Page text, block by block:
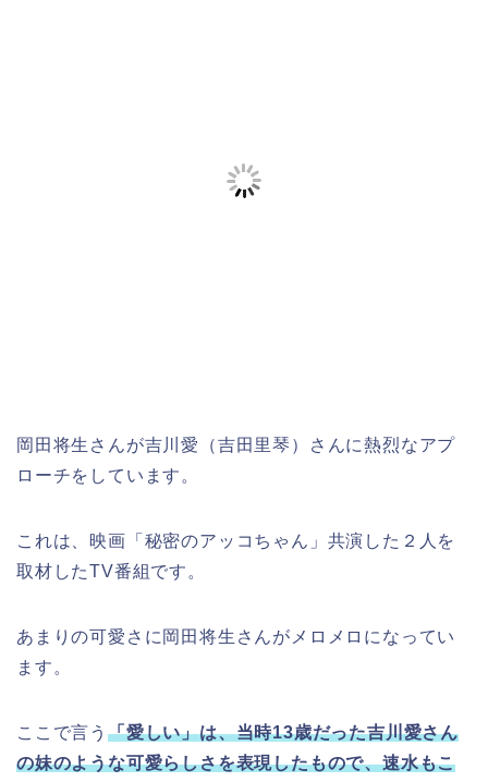
岡田将生さんが吉川愛（吉田里琴）さんに熱烈なアプ
ローチをしています。
これは、映画「秘密のアッコちゃん」共演した２人を
取材したTV番組です。
あまりの可愛さに岡田将生さんがメロメロになってい
ます。
ここで言う 「愛しい」は、当時13歳だった吉川愛さん
の妹のような可愛らしさを表現したもので、速水もこ